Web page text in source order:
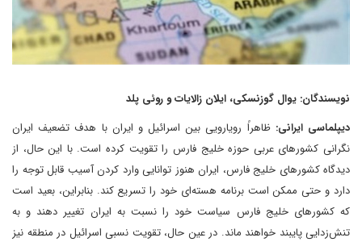
نویسندگان: یوال گوزنسکی، ایلان زالایات و روئی پلد
دیپلماسی ایرانی:ظاهراً رویارویی بین اسرائیل و ایران با هدف تضعیف ایران
نگرانی کشورهای عربی حوزه خلیج فارس را تقویت کرده است. با این حال، از
دیدگاه کشورهای خلیج فارس، ایران هنوز توانایی وارد کردن آسیب قابل توجه را
دارد و حتی ممکن است برنامه هسته‌ای خود را تسریع کند. بنابراین، بعید است
که کشورهای خلیج فارس سیاست خود را نسبت به ایران تغییر دهند و به
تنش‌زدایی پایبند خواهند ماند. در عین حال، تقویت نسبی اسرائیل در منطقه نیز